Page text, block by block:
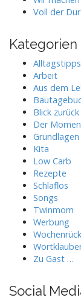
Voll der
Kategorien
Alltagstipps
Arbeit
Aus dem
Blick zurück
Der
Grundlagen
Kita
Low Carb
Rezepte
Schlaflos
Songs
Twinmom
Werbung
Zu Gast …
Social